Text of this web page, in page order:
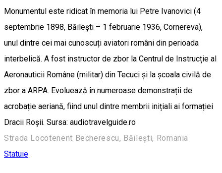
Monumentul este ridicat în memoria lui Petre Ivanovici (4
septembrie 1898, Băilești – 1 februarie 1936, Cornereva),
unul dintre cei mai cunoscuți aviatori români din perioada
interbelică. A fost instructor de zbor la Centrul de Instrucție al
Aeronauticii Române (militar) din Tecuci și la școala civilă de
zbor a ARPA. Evoluează în numeroase demonstrații de
acrobație aeriană, fiind unul dintre membrii inițiali ai formației
Dracii Roșii. Sursa: audiotravelguide.ro
Strada Locotenent Becherescu, Băilești, Romania
Statuie